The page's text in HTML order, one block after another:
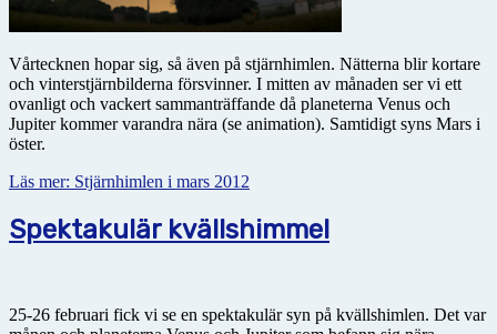
Vårtecknen hopar sig, så även på stjärnhimlen. Nätterna blir kortare
och vinterstjärnbilderna försvinner. I mitten av månaden ser vi ett
ovanligt och vackert sammanträffande då planeterna Venus och
Jupiter kommer varandra nära (se animation). Samtidigt syns Mars i
öster.
Läs mer: Stjärnhimlen i mars 2012
Spektakulär kvällshimmel
25-26 februari fick vi se en spektakulär syn på kvällshimlen. Det var